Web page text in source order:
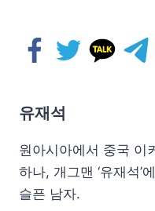
유재석
원아시아에서 중국 이
하나, 개그맨 ‘유재석’
슬픈 남자.